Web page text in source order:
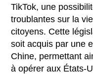
TikTok, une
troublantes sur la
citoyens. Cette
soit acquis par une
Chine, permettant
à opérer aux États-